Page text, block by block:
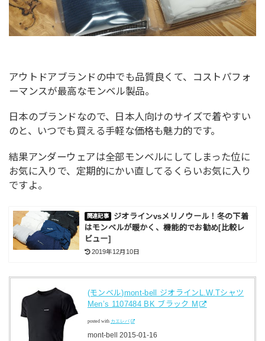
アウトドアブランドの中でも品質良くて、コストパフォ
ーマンスが最高なモンベル製品。
日本のブランドなので、日本人向けのサイズで着やすい
のと、いつでも買える手軽な価格も魅力的です。
結果アンダーウェアは全部モンベルにしてしまった位に
お気に入りで、定期的にかい直してるくらいお気に入り
ですよ。
ジオラインvsメリノウール！冬の下着
はモンベルが暖かく、機能的でお勧め[比較レ
ビュー]
2019年12月10日
(モンベル)mont-bell ジオラインL.W.Tシャツ
Men’s 1107484 BK ブラック M
posted with カエレバ
mont-bell 2015-01-16